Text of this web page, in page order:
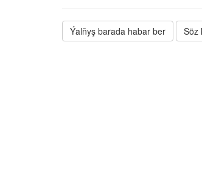
Ýalňyş barada habar ber Söz